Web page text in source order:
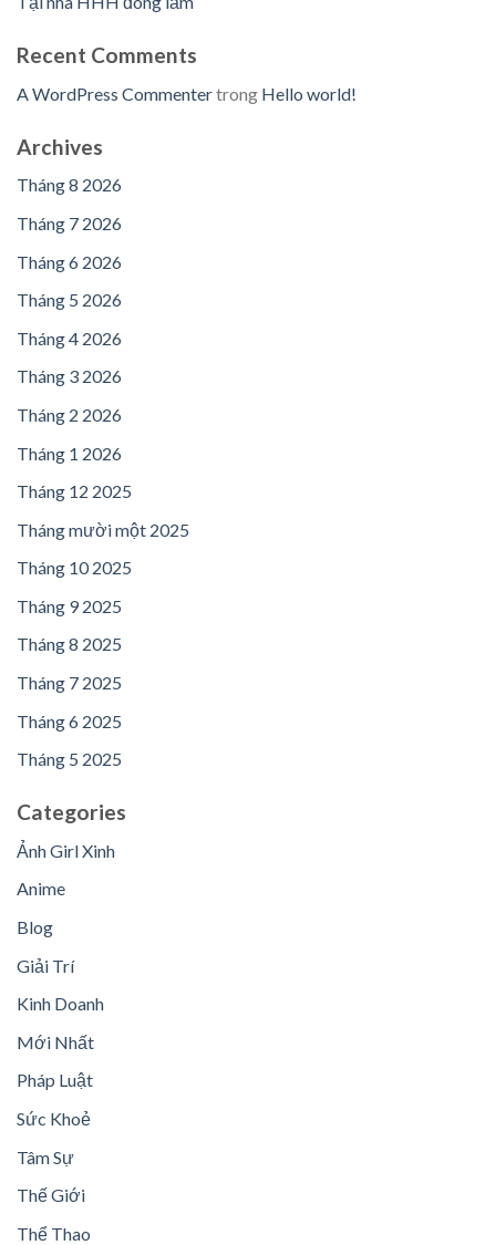
Recent Comments
A WordPress Commentertrong Hello world!
Archives
Tháng 8 2026
Tháng 7 2026
Tháng 6 2026
Tháng 5 2026
Tháng 4 2026
Tháng 3 2026
Tháng 2 2026
Tháng 1 2026
Tháng 12 2025
Tháng mười một 2025
Tháng 10 2025
Tháng 9 2025
Tháng 8 2025
Tháng 7 2025
Tháng 6 2025
Tháng 5 2025
Categories
Ảnh Girl Xinh
Anime
Blog
Giải Trí
Kinh Doanh
Mới Nhất
Pháp Luật
Sức Khoẻ
Tâm Sự
Thế Giới
Thể Thao